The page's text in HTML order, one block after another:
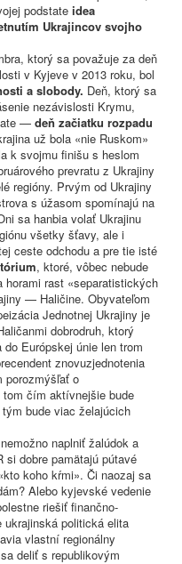
podstate idea
Ukrajincov svojho
ktorý sa považuje za deň
v Kyjeve v 2013 roku, bol
a slobody. Deň, ktorý sa
nezávislosti Krymu,
— deň začiatku rozpadu
už bola «nie Ruskom»
k svojmu finišu s heslom
prevratu z Ukrajiny
regióny. Prvým od Ukrajiny
s úžasom spomínajú na
sa hanbia volať Ukrajinu
všetky šťavy, ale i
ceste odchodu a pre tie isté
, ktoré, vôbec nebude
horami rast «separatistických
— Haličine. Obyvateľom
Jednotnej Ukrajiny je
dobrodruh, ktorý
Európskej únie len trom
znovuzjednotenia
porozmýšľať o
čím aktívnejšie bude
bude viac želajúcich
naplniť žalúdok a
dobre pamätajú pútavé
koho kŕmi». Či naozaj sa
Alebo kyjevské vedenie
riešiť finančno-
ukrajinská politická elita
vlastní regionálny
deliť s republikovým